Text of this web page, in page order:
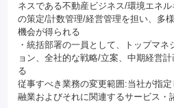
ネスである不動産ビジネス/環境エネ
の策定/計数管理/経営管理を担い、多
機会が得られる
・統括部署の一員として、トップマ
ョン、全社的な戦略/立案、中期経営
る
従事すべき業務の変更範囲:当社が指
融業およびそれに関連するサービス・